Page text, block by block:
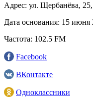
Адрес: ул. Щербанёва,
Дата основания: 15 июня
Частота: 102.5 FM
Facebook
ВКонтакте
Одноклассники